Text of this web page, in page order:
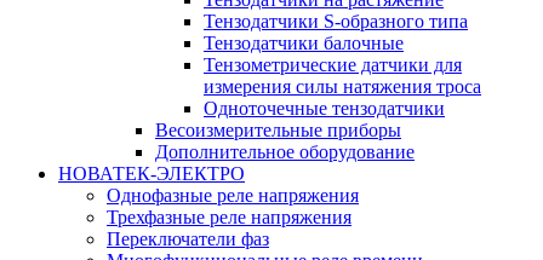
Тензодатчики S-образного типа
Тензодатчики балочные
Тензометрические датчики для
измерения силы натяжения троса
Одноточечные тензодатчики
Весоизмерительные приборы
Дополнительное оборудование
НОВАТЕК-ЭЛЕКТРО
Однофазные реле напряжения
Трехфазные реле напряжения
Переключатели фаз